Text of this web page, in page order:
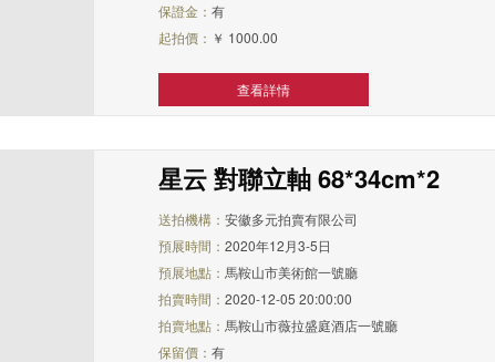
保證金： 有
起拍價： ￥ 1000.00
查看詳情
星云 對聯立軸 68*34cm*2
送拍機構： 安徽多元拍賣有限公司
預展時間： 2020年12月3-5日
預展地點： 馬鞍山市美術館一號廳
拍賣時間： 2020-12-05 20:00:00
拍賣地點： 馬鞍山市薇拉盛庭酒店一號廳
保留價： 有